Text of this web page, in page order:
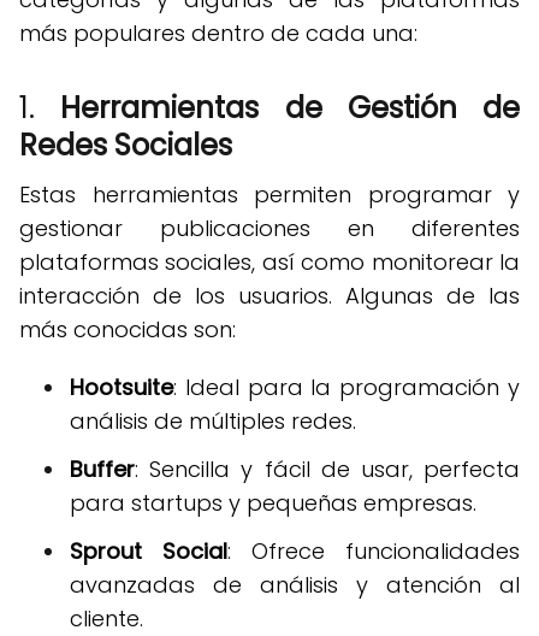
más populares dentro de cada una:
1. Herramientas de Gestión de
Redes Sociales
Estas herramientas permiten programar y
gestionar publicaciones en diferentes
plataformas sociales, así como monitorear la
interacción de los usuarios. Algunas de las
más conocidas son:
Hootsuite: Ideal para la programación y
análisis de múltiples redes.
Buffer: Sencilla y fácil de usar, perfecta
para startups y pequeñas empresas.
Sprout Social: Ofrece funcionalidades
avanzadas de análisis y atención al
cliente.